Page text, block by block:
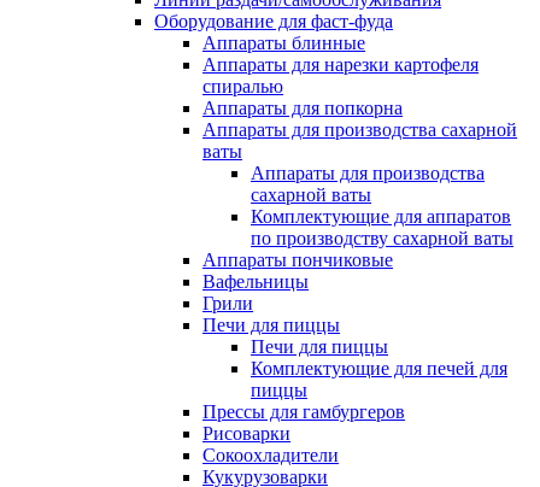
Оборудование для фаст-фуда
Аппараты блинные
Аппараты для нарезки картофеля
спиралью
Аппараты для попкорна
Аппараты для производства сахарной
ваты
Аппараты для производства
сахарной ваты
Комплектующие для аппаратов
по производству сахарной ваты
Аппараты пончиковые
Вафельницы
Грили
Печи для пиццы
Печи для пиццы
Комплектующие для печей для
пиццы
Прессы для гамбургеров
Рисоварки
Сокоохладители
Кукурузоварки